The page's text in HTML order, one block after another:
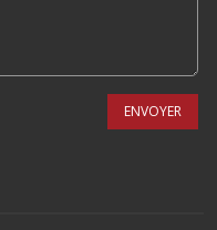
ENVOYER